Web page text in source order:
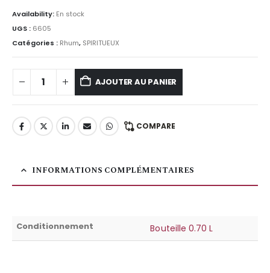
Availability: En stock
UGS : 6605
Catégories : Rhum, SPIRITUEUX
AJOUTER AU PANIER
COMPARE
INFORMATIONS COMPLÉMENTAIRES
Conditionnement Bouteille 0.70 L